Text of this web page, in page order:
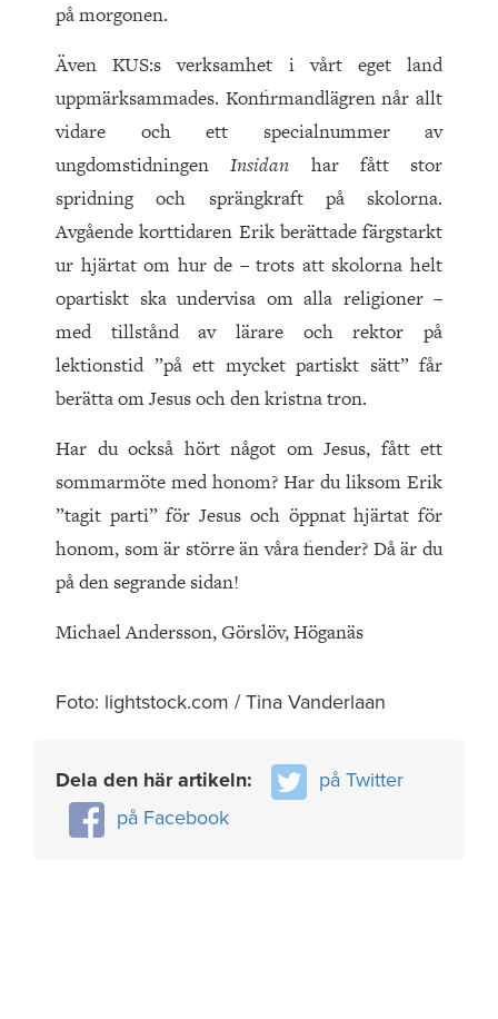
på morgonen.
Även KUS:s verksamhet i vårt eget land
uppmärksammades. Konfirmandlägren når allt
vidare och ett specialnummer av
ungdomstidningenInsidan har fått stor
spridning och sprängkraft på skolorna.
Avgående korttidaren Erik berättade färgstarkt
ur hjärtat om hur de – trots att skolorna helt
opartiskt ska undervisa om alla religioner –
med tillstånd av lärare och rektor på
lektionstid ”på ett mycket partiskt sätt” får
berätta om Jesus och den kristna tron.
Har du också hört något om Jesus, fått ett
sommarmöte med honom? Har du liksom Erik
”tagit parti” för Jesus och öppnat hjärtat för
honom, som är större än våra fiender? Då är du
på den segrande sidan!
Michael Andersson, Görslöv, Höganäs
Foto: lightstock.com / Tina Vanderlaan
Dela den här artikeln:
på Twitter
på Facebook